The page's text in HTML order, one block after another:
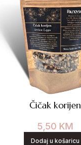
Čičak korijen
5,50 KM
Dodaj u košaricu